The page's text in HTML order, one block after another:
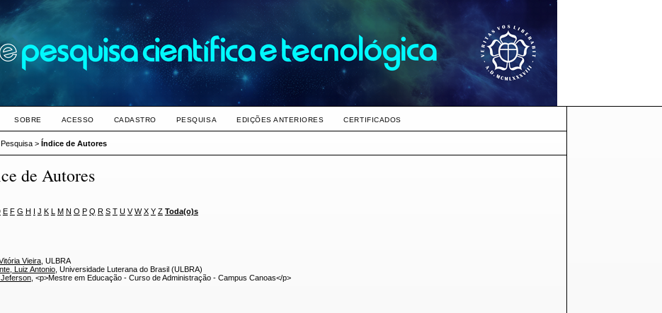
SOBRE ACESSO CADASTRO PESQUISA EDIÇÕES ANTERIORES CERTIFICADOS
Pesquisa> Índice de Autores
de Autores
E F G H I J K L M N O P Q R S T U V W X Y Z Toda(o)s
Vieira, ULBRA
Luiz Antonio, Universidade Luterana do Brasil (ULBRA)
, <p>Mestre em Educação - Curso de Administração - Campus Canoas</p>